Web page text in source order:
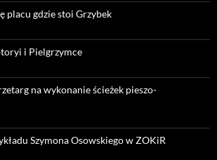
placu gdzie stoi Grzybek
i Pielgrzymce
na wykonanie ścieżek pieszo-
Szymona Osowskiego w ZOKiR